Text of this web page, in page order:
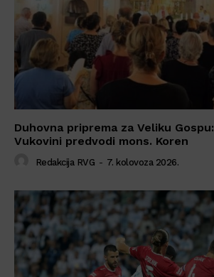
Duhovna priprema za Veliku
Vukovini predvodi mons. Koren
Redakcija RVG - 7. kolovoza 2026.